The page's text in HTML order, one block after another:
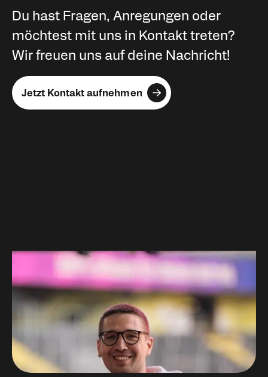
Du hast Fragen, Anregungen oder
möchtest mit uns in Kontakt treten?
Wir freuen uns auf deine Nachricht!
Jetzt Kontakt aufnehmen